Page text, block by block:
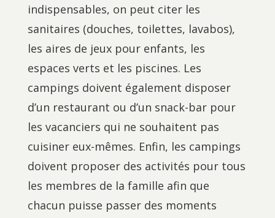
indispensables, on peut citer les
sanitaires (douches, toilettes, lavabos),
les aires de jeux pour enfants, les
espaces verts et les piscines. Les
campings doivent également disposer
d’un restaurant ou d’un snack-bar pour
les vacanciers qui ne souhaitent pas
cuisiner eux-mêmes. Enfin, les campings
doivent proposer des activités pour tous
les membres de la famille afin que
chacun puisse passer des moments